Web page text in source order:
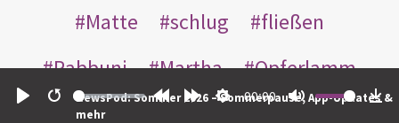
Restart
00:00
NewsPod: Sommer 2026 – Sommerpause, App-Updates &
mehr
Matte
schlug
fließen
Rabbuni
Martha
Opferlamm
gewaschen
jüdischen